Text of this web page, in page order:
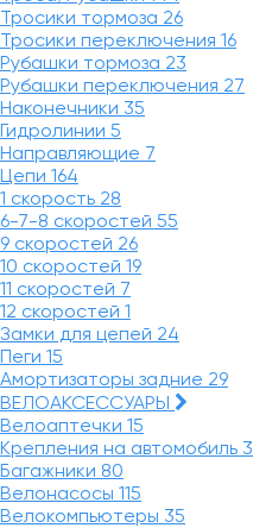
Тросики тормоза 26
Тросики переключения 16
Рубашки тормоза 23
Рубашки переключения 27
Наконечники 35
Гидролинии 5
Направляющие 7
Цепи 164
1 скорость 28
6-7-8 скоростей 55
9 скоростей 26
10 скоростей 19
11 скоростей 7
12 скоростей 1
Замки для цепей 24
Пеги 15
Амортизаторы задние 29
ВЕЛОАКСЕССУАРЫ
Велоаптечки 15
Крепления на автомобиль 3
Багажники 80
Велонасосы 115
Велокомпьютеры 35